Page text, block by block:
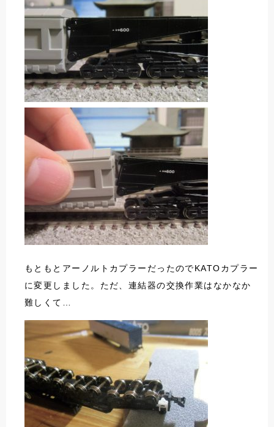
もともとアーノルトカプラーだったのでKATOカプラー
に変更しました。ただ、連結器の交換作業はなかなか
難しくて…